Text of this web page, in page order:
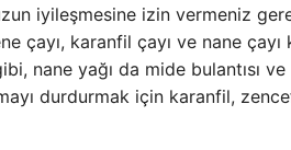
iyileşmesine izin vermeniz
çayı, karanfil çayı ve nane çayı
nane yağı da mide bulantısı
durdurmak için karanfil,